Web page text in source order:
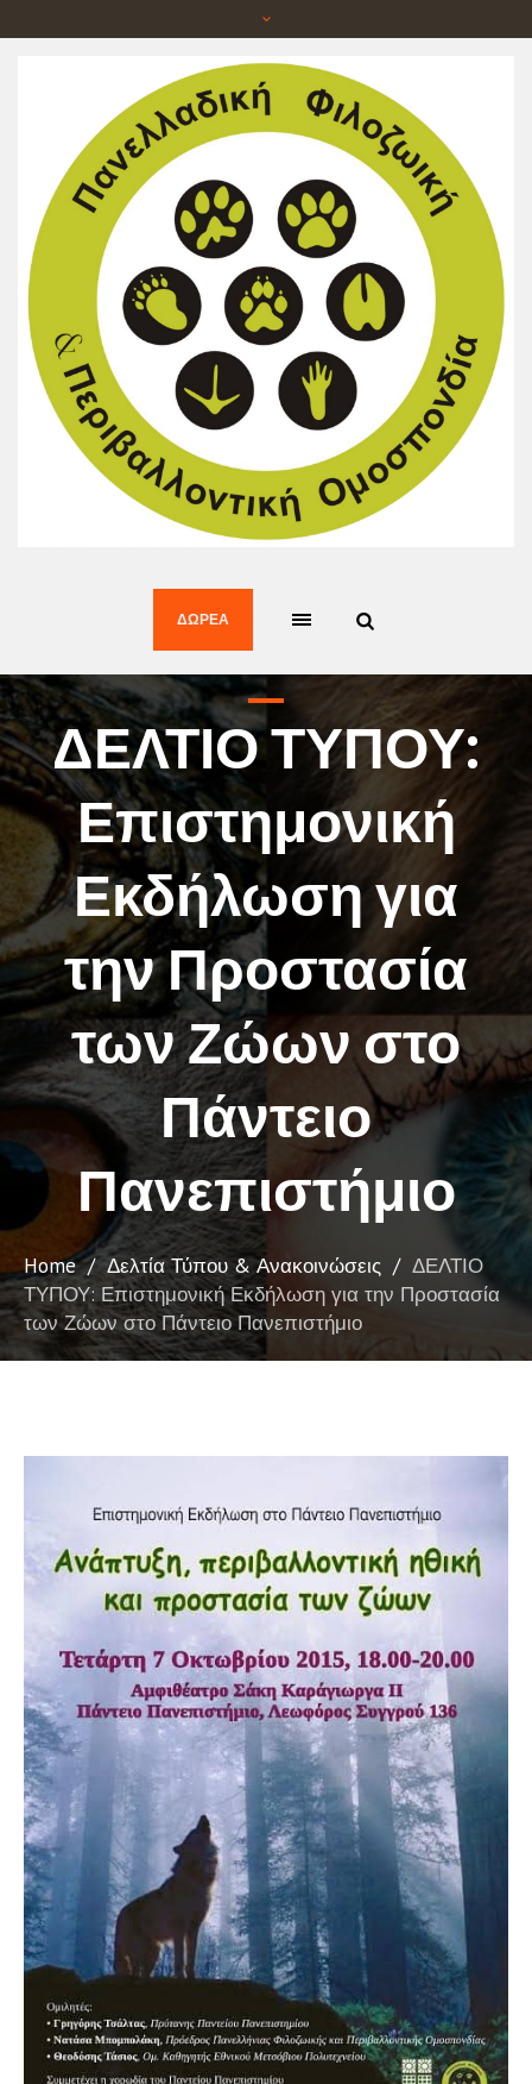
ΔΩΡΕΆ
ΔΕΛΤΙΟ ΤΥΠΟΥ:
Επιστημονική
Εκδήλωση για
την Προστασία
των Ζώων στο
Πάντειο
Πανεπιστήμιο
Home / Δελτία Τύπου & Ανακοινώσεις / ΔΕΛΤΙΟ
ΤΥΠΟΥ: Επιστημονική Εκδήλωση για την Προστασία
των Ζώων στο Πάντειο Πανεπιστήμιο